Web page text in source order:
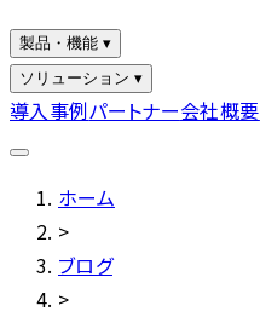
製品・機能 ▾
ソリューション ▾
導入事例パートナー会社概要
ホーム
>
ブログ
>